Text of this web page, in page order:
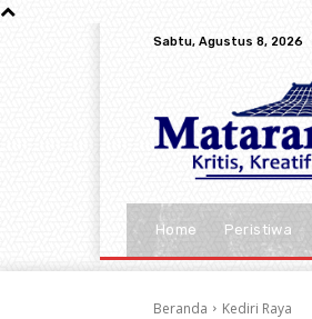
Sabtu, Agustus 8, 2026
Home Peristiwa
Beranda Kediri Raya